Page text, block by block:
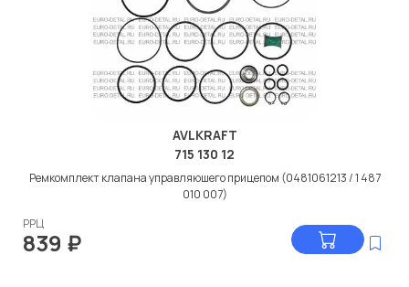
AVLKRAFT
715 130 12
Ремкомплект клапана управляюшего прицепом (0481061213 / 1 487
010 007)
РРЦ
839 ₽